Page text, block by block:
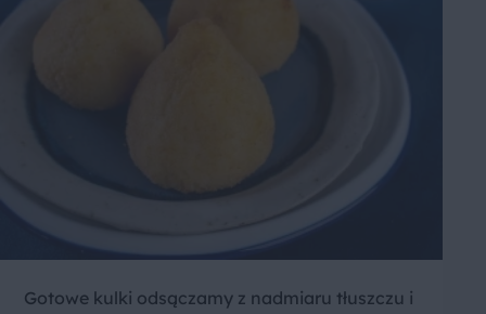
Gotowe kulki odsączamy z nadmiaru tłuszczu i